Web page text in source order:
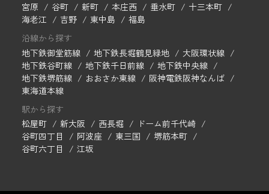
宮原
谷町 新町 本庄西 垂水町
十三本町
海老江
吉野 東中島
福島
沿線から探す
地下鉄御堂筋線
地下鉄長堀鶴見緑地
大阪環状線
地下鉄谷町線
地下鉄千日前線
地下鉄中央線
地下鉄堺筋線
おおさか東線
阪神電鉄阪神なんば
東海道本線
駅から探す
松屋町
新大阪 西長堀
ドーム前千代崎
谷町四丁目
阿波座 東三国
堺筋本町
谷町六丁目
江坂